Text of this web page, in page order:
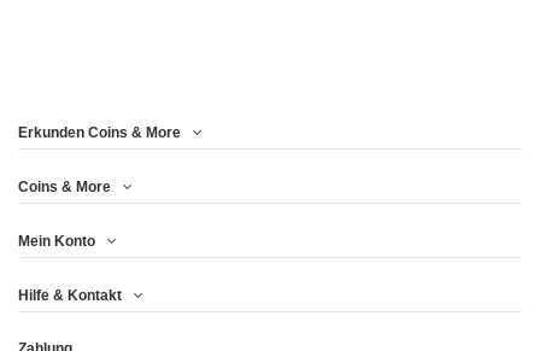
Erkunden Coins & More
Coins & More
Mein Konto
Hilfe & Kontakt